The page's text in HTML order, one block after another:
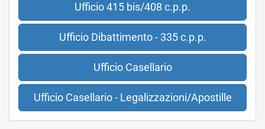
Ufficio 415 bis/408 c.p.p.
Ufficio Dibattimento - 335 c.p.p.
Ufficio Casellario
Ufficio Casellario - Legalizzazioni/Apostille